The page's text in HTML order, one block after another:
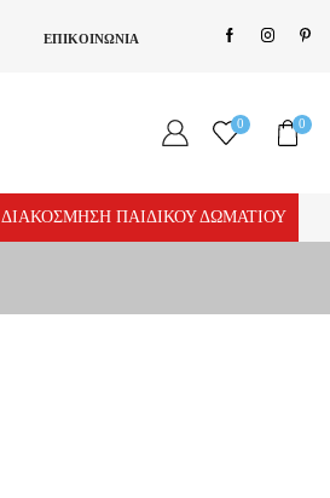
ΕΠΙΚΟΙΝΩΝΙΑ
0 0
ΔΙΑΚΌΣΜΗΣΗ ΠΑΙΔΙΚΟΎ ΔΩΜΑΤΊΟΥ